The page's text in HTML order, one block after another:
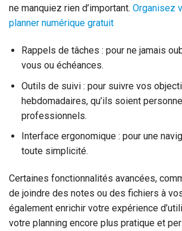
ne manquiez rien d’important. Organisez
planner numérique gratuit
Rappels de tâches : pour ne jamais
vous ou échéances.
Outils de suivi : pour suivre vos
hebdomadaires, qu’ils soient
professionnels.
Interface ergonomique : pour une
toute simplicité.
Certaines fonctionnalités avancées,
de joindre des notes ou des fichiers à
également enrichir votre expérience
votre planning encore plus pratique et